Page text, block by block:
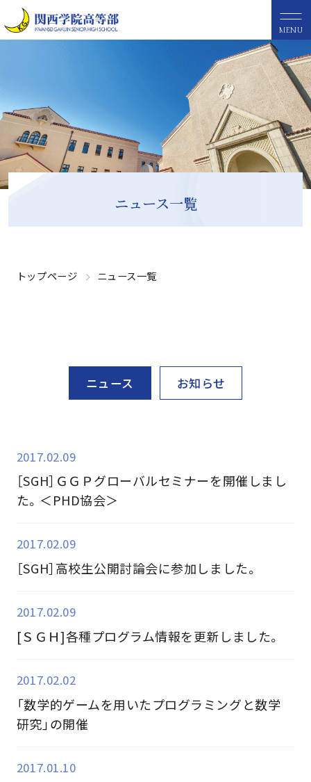
MENU
ニュース一覧
トップページ ニュース一覧
ニュース お知らせ
2017.02.09
［SGH］ＧＧＰグローバルセミナーを開催しまし
た。＜PHD協会＞
2017.02.09
［SGH］高校生公開討論会に参加しました。
2017.02.09
[ＳＧＨ]各種プログラム情報を更新しました。
2017.02.02
「数学的ゲームを用いたプログラミングと数学
研究」の開催
2017.01.10